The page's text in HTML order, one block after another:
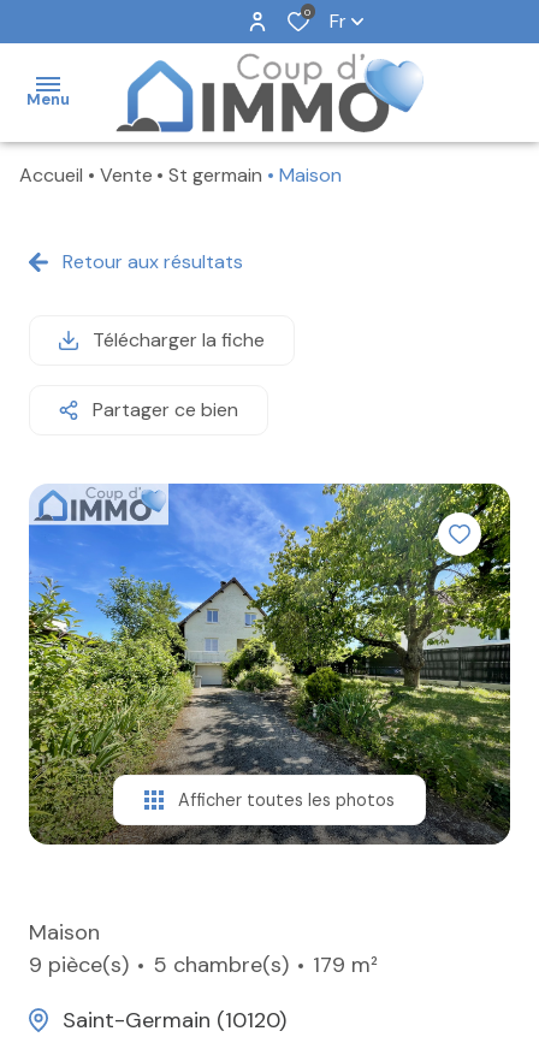
0 Fr
Menu
NOS
NOS
VENDUS
AGENCE
FAIRE
ESTIMER
CONTACT
Accueil Vente St germain Maison
Retour aux résultats
Télécharger la fiche
Partager ce bien
Afficher toutes les photos
Maison
9 pièce(s)
5 chambre(s)
179 m²
Saint-Germain (10120)